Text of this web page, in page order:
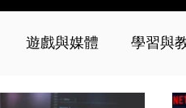
遊戲與媒體 學習與